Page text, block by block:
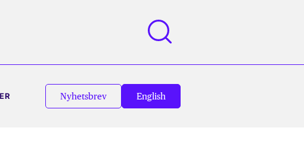
Nyhetsbrev English